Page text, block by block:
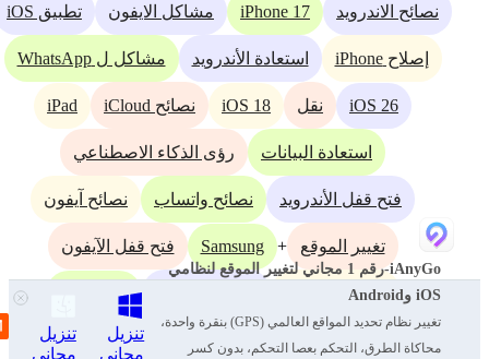
نصائح الاندرويد iPhone 17 مشاكل الايفون تطبيق iOS
إصلاح iPhone استعادة الأندرويد مشاكل ل WhatsApp
iOS 26 نقل iOS 18 نصائح iCloud iPad
استعادة البيانات رؤى الذكاء الاصطناعي
فتح قفل الأندرويد نصائح واتساب نصائح آيفون
تغيير الموقع +
Samsung فتح قفل الآيفون
إصلاح الأندرويد iPhone 17
مشاكل الايفون
iAnyGo-رقم 1 مجاني لتغيير الموقع لنظامي
iOS وAndroid
تغيير نظام تحديد المواقع العالمي (GPS) بنقرة واحدة،
محاكاة الطرق، التحكم بعصا التحكم، بدون كسر
تنزيل
مجاني
تنزيل
مجاني